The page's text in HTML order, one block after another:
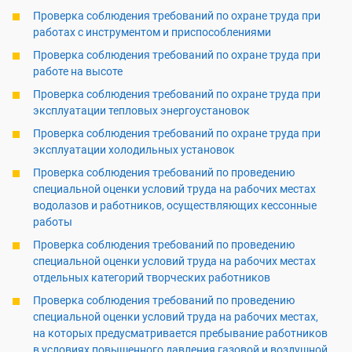
Проверка соблюдения требований по охране труда при
работах с инструментом и приспособлениями
Проверка соблюдения требований по охране труда при
работе на высоте
Проверка соблюдения требований по охране труда при
эксплуатации тепловых энергоустановок
Проверка соблюдения требований по охране труда при
эксплуатации холодильных установок
Проверка соблюдения требований по проведению
специальной оценки условий труда на рабочих местах
водолазов и работников, осуществляющих кессонные
работы
Проверка соблюдения требований по проведению
специальной оценки условий труда на рабочих местах
отдельных категорий творческих работников
Проверка соблюдения требований по проведению
специальной оценки условий труда на рабочих местах,
на которых предусматривается пребывание работников